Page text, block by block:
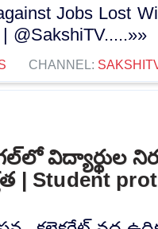
Jobs Lost
@SakshiTV.....»»
CHANNEL:
విద్యార్థుల
| Student